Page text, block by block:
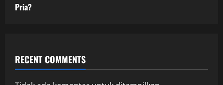
Pria?
RECENT COMMENTS